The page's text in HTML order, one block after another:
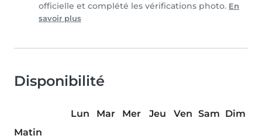
officielle et complété les vérifications photo. En
savoir plus
Disponibilité
Lun Mar Mer Jeu Ven Sam Dim
Matin